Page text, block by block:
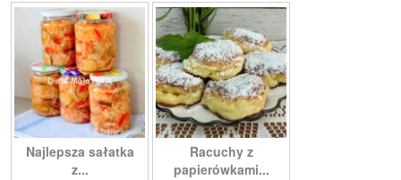
Najlepsza sałatka
z...
Racuchy z
papierówkami...